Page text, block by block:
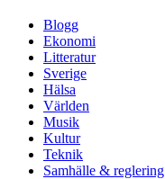
Blogg
Ekonomi
Litteratur
Sverige
Hälsa
Världen
Musik
Kultur
Teknik
Samhälle & reglering